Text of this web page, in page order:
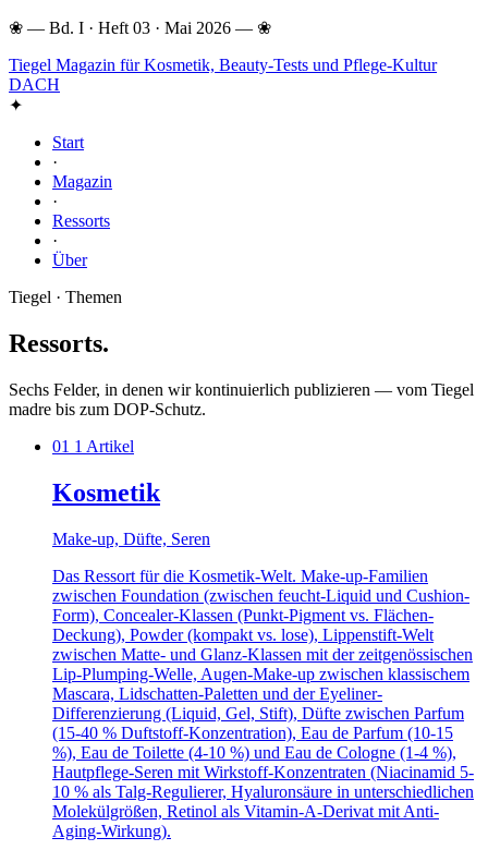
❀ — Bd. I · Heft 03 · Mai 2026 — ❀
Tiegel Magazin für Kosmetik, Beauty-Tests und Pflege-Kultur
DACH
✦
Start
·
Magazin
·
Ressorts
·
Über
Tiegel · Themen
Ressorts.
Sechs Felder, in denen wir kontinuierlich publizieren — vom Tiegel
madre bis zum DOP-Schutz.
01 1 Artikel
Kosmetik
Make-up, Düfte, Seren
Das Ressort für die Kosmetik-Welt. Make-up-Familien
zwischen Foundation (zwischen feucht-Liquid und Cushion-
Form), Concealer-Klassen (Punkt-Pigment vs. Flächen-
Deckung), Powder (kompakt vs. lose), Lippenstift-Welt
zwischen Matte- und Glanz-Klassen mit der zeitgenössischen
Lip-Plumping-Welle, Augen-Make-up zwischen klassischem
Mascara, Lidschatten-Paletten und der Eyeliner-
Differenzierung (Liquid, Gel, Stift), Düfte zwischen Parfum
(15-40 % Duftstoff-Konzentration), Eau de Parfum (10-15
%), Eau de Toilette (4-10 %) und Eau de Cologne (1-4 %),
Hautpflege-Seren mit Wirkstoff-Konzentraten (Niacinamid 5-
10 % als Talg-Regulierer, Hyaluronsäure in unterschiedlichen
Molekülgrößen, Retinol als Vitamin-A-Derivat mit Anti-
Aging-Wirkung).